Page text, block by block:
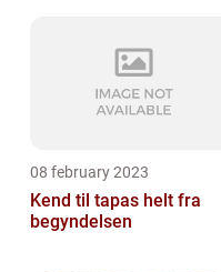
08 february 2023
Kend til tapas helt fra
begyndelsen